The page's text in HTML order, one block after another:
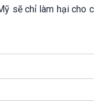
sẽ chỉ làm hại cho